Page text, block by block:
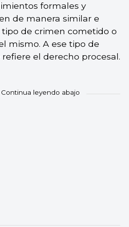
formales y
de manera similar e
de crimen cometido o
mismo. A ese tipo de
el derecho procesal.